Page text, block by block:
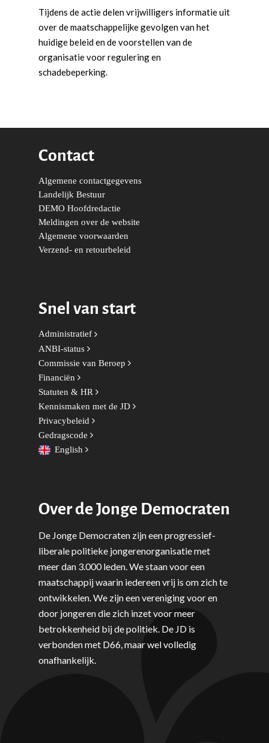
Tijdens de actie delen vrijwilligers informatie uit
over de maatschappelijke gevolgen van het
huidige beleid en de voorstellen van de
organisatie voor regulering en
schadebeperking.
Contact
Algemene contactgegevens
Landelijk Bestuur
DEMO Hoofdredactie
Meldingen over de website
Algemene voorwaarden
Verzend- en retourbeleid
Snel van start
Administratief
ANBI-status
Commissie van Beroep
Financiën
Statuten & HR
Kennismaken met de JD
Privacybeleid
Gedragscode
English
Over de Jonge Democraten
De Jonge Democraten zijn een progressief-
liberale politieke jongerenorganisatie met
meer dan 3.000 leden. We staan voor een
maatschappij waarin iedereen vrij is om zich te
ontwikkelen. We zijn een vereniging voor en
door jongeren die zich inzet voor meer
betrokkenheid bij de politiek. De JD is
verbonden met D66, maar wel volledig
onafhankelijk.
Kunst, Cultuur & Media
Migratie & Asiel
Wonen, Ruimte &
Webshop
Limburg
Rotterdam-Zeeland